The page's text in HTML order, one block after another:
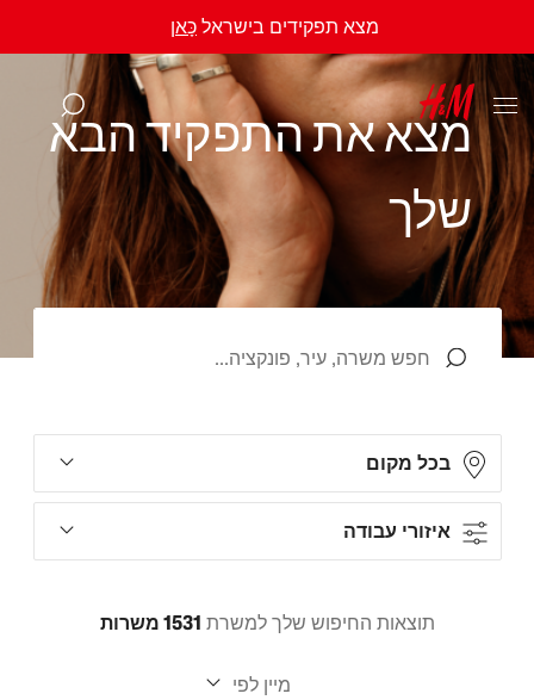
מצאאתהתפקידהבא
שלך
בכל מקום
איזורי עבודה
תוצאות החיפוש שלך למשרת 1531 משרות
מיין לפי
מצא תפקידים בישראל כָּאן